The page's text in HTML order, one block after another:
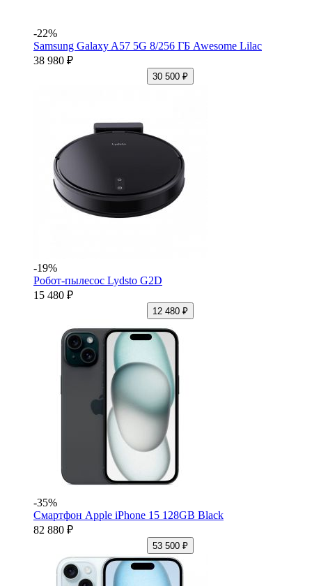
-22%
Samsung Galaxy A57 5G 8/256 ГБ Awesome Lilac
38 980 ₽
30 500 ₽
-19%
Робот-пылесос Lydsto G2D
15 480 ₽
12 480 ₽
-35%
Смартфон Apple iPhone 15 128GB Black
82 880 ₽
53 500 ₽